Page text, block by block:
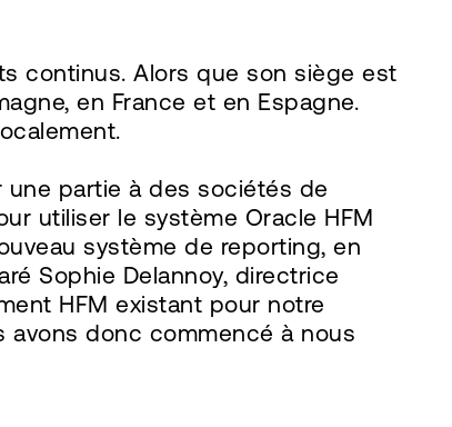
continus. Alors que son siège est
en France et en Espagne.
une partie à des sociétés de
utiliser le système Oracle HFM
système de reporting, en
Sophie Delannoy, directrice
HFM existant pour notre
avons donc commencé à nous